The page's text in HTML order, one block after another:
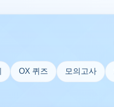
OX 퀴즈 모의고사